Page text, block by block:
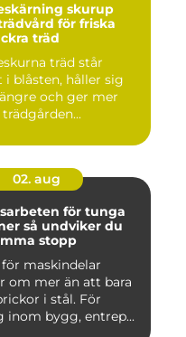
skurup
för friska
träd
träd står
i blåsten, håller sig
och ger mer
02. aug
för tunga
du
stopp
maskindelar
om mer än att bara
i stål. För
inom bygg, entrep...